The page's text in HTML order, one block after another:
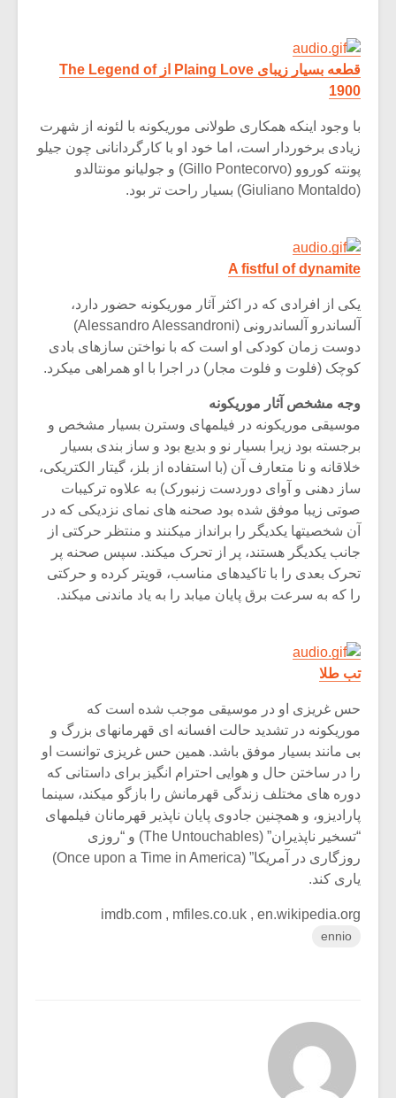
قطعه بسیار زیبای Plaing Love از The Legend of
1900
با وجود اینکه همکاری طولانی موریکونه با لئونه از شهرت
زیادی برخوردار است، اما خود او با کارگردانانی چون جیلو
پونته کوروو (Gillo Pontecorvo) و جولیانو مونتالدو
(Giuliano Montaldo) بسیار راحت تر بود.
A fistful of dynamite
یکی از افرادی که در اکثر آثار موریکونه حضور دارد،
آلساندرو آلساندرونی (Alessandro Alessandroni)
دوست زمان کودکی او است که با نواختن سازهای بادی
کوچک (فلوت و فلوت مجار) در اجرا با او همراهی میکرد.
وجه مشخص آثار موریکونه
موسیقی موریکونه در فیلمهای وسترن بسیار مشخص و
برجسته بود زیرا بسیار نو و بدیع بود و ساز بندی بسیار
خلاقانه و نا متعارف آن (با استفاده از بلز، گیتار الکتریکی،
ساز دهنی و آوای دوردست زنبورک) به علاوه ترکیبات
صوتی زیبا موفق شده بود صحنه های نمای نزدیکی که در
آن شخصیتها یکدیگر را برانداز میکنند و منتظر حرکتی از
جانب یکدیگر هستند، پر از تحرک میکند. سپس صحنه پر
تحرک بعدی را با تاکیدهای مناسب، قویتر کرده و حرکتی
را که به سرعت برق پایان میابد را به یاد ماندنی میکند.
تب طلا
حس غریزی او در موسیقی موجب شده است که
موریکونه در تشدید حالت افسانه ای قهرمانهای بزرگ و
بی مانند بسیار موفق باشد. همین حس غریزی توانست او
را در ساختن حال و هوایی احترام انگیز برای داستانی که
دوره های مختلف زندگی قهرمانش را بازگو میکند، سینما
پارادیزو، و همچنین جادوی پایان ناپذیر قهرمانان فیلمهای
“تسخیر ناپذیران” (The Untouchables) و “روزی
روزگاری در آمریکا” (Once upon a Time in America)
یاری کند.
imdb.com , mfiles.co.uk , en.wikipedia.org
ennio